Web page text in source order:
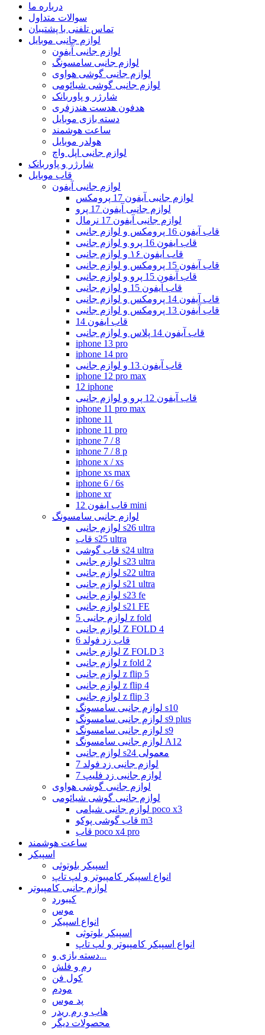
درباره ما
سوالات متداول
تماس تلفنی با پشتیبان
لوازم جانبی موبایل
لوازم جانبی آیفون
لوازم جانبی سامسونگ
لوازم جانبی گوشی هواوی
لوازم جانبی گوشی شیائومی
شارژر و پاوربانک
هدفون هدست هندزفری
دسته بازی موبایل
ساعت هوشمند
هولدر موبایل
لوازم جانبی اپل واچ
شارژر و پاوربانک
قاب موبایل
لوازم جانبی آیفون
لوازم جانبی آیفون 17 پرومکس
لوازم جانبی آیفون 17 پرو
لوازم جانبی آیفون 17 نرمال
قاب آیفون 16 پرومکس و لوازم جانبی
قاب ایفون 16 پرو و لوازم جانبی
قاب آیفون ۱۶ و لوازم جانبی
قاب آیفون 15 پرومکس و لوازم جانبی
قاب آیفون 15 پرو و لوازم جانبی
قاب آیفون 15 و لوازم جانبی
قاب آیفون 14 پرومکس و لوازم جانبی
قاب آیفون 13 پرومکس و لوازم جانبی
قاب ایفون 14
قاب آیفون 14 پلاس و لوازم جانبی
iphone 13 pro
iphone 14 pro
قاب آیفون 13 و لوازم جانبی
iphone 12 pro max
12 iphone
قاب آیفون 12 پرو و لوازم جانبی
iphone 11 pro max
iphone 11
iphone 11 pro
iphone 7 / 8
iphone 7 / 8 p
iphone x / xs
iphone xs max
iphone 6 / 6s
iphone xr
قاب ایفون 12 mini
لوازم جانبی سامسونگ
لوازم جانبی s26 ultra
قاب s25 ultra
قاب گوشی s24 ultra
لوازم جانبی s23 ultra
لوازم جانبی s22 ultra
لوازم جانبی s21 ultra
لوازم جانبی s23 fe
لوازم جانبی s21 FE
لوازم جانبی 5 z fold
لوازم جانبی Z FOLD 4
قاب زد فولد 6
لوازم جانبی Z FOLD 3
لوازم جانبی z fold 2
لوازم جانبی z flip 5
لوازم جانبی z flip 4
لوازم جانبی z flip 3
لوازم جانبی سامسونگ s10
لوازم جانبی سامسونگ s9 plus
لوازم جانبی سامسونگ s9
لوازم جانبی سامسونگ A12
لوازم جانبی s24 معمولی
لوازم جانبی زد فولد 7
لوازم جانبی زد فلیپ 7
لوازم جانبی گوشی هواوی
لوازم جانبی گوشی شیائومی
لوازم جانبی شیامی poco x3
قاب گوشی پوکو m3
قاب poco x4 pro
ساعت هوشمند
اسپیکر
اسپیکر بلوتوثی
انواع اسپیکر کامپیوتر و لپ تاپ
لوازم جانبی کامپیوتر
کیبورد
موس
انواع اسپیکر
اسپیکر بلوتوثی
انواع اسپیکر کامپیوتر و لپ تاپ
دسته بازی و...
رم و فلش
کول فن
مودم
پد موس
هاب و رم ریدر
محصولات دیگر